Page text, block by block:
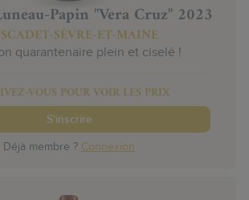
Papin "Vera Cruz" 2023
SÈVRE-ET-MAINE
quarantenaire plein et ciselé !
VOUS POUR VOIR LES PRIX
S'inscrire
Déjà membre ? Connexion